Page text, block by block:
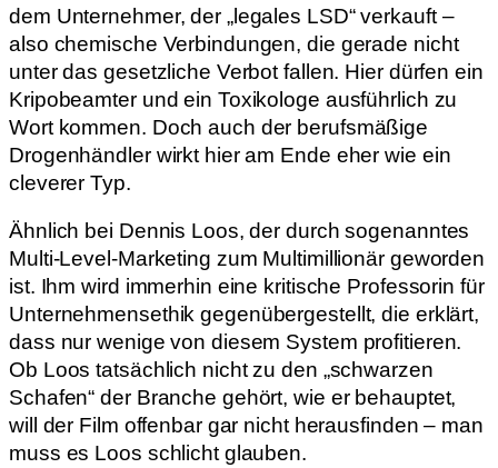
dem Unternehmer, der „legales LSD“ verkauft –
also chemische Verbindungen, die gerade nicht
unter das gesetzliche Verbot fallen. Hier dürfen ein
Kripobeamter und ein Toxikologe ausführlich zu
Wort kommen. Doch auch der berufsmäßige
Drogenhändler wirkt hier am Ende eher wie ein
cleverer Typ.
Ähnlich bei Dennis Loos, der durch sogenanntes
Multi-Level-Marketing zum Multimillionär geworden
ist. Ihm wird immerhin eine kritische Professorin für
Unternehmensethik gegenübergestellt, die erklärt,
dass nur wenige von diesem System profitieren.
Ob Loos tatsächlich nicht zu den „schwarzen
Schafen“ der Branche gehört, wie er behauptet,
will der Film offenbar gar nicht herausfinden – man
muss es Loos schlicht glauben.